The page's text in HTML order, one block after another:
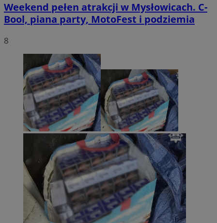
Weekend pełen atrakcji w Mysłowicach. C-
Bool, piana party, MotoFest i podziemia
8